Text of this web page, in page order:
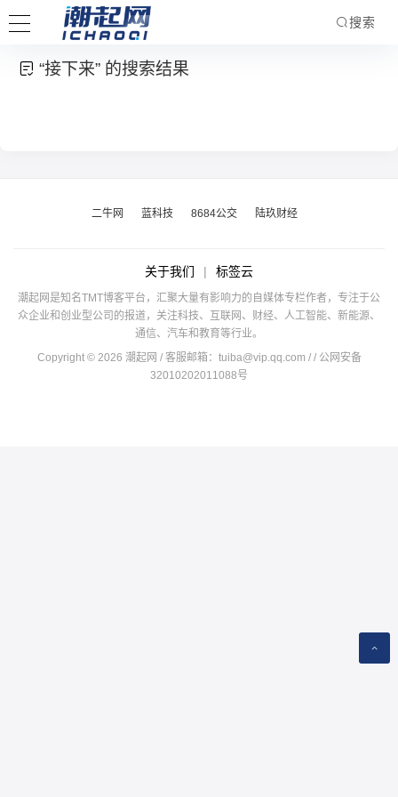
搜索
“接下来” 的搜索结果
二牛网 蓝科技 8684公交 陆玖财经
关于我们 | 标签云
潮起网是知名TMT博客平台，汇聚大量有影响力的自媒体专栏作者，专注于公
众企业和创业型公司的报道，关注科技、互联网、财经、人工智能、新能源、
通信、汽车和教育等行业。
Copyright © 2026 潮起网 / 客服邮箱： tuiba@vip.qq.com / / 公网安备
32010202011088号